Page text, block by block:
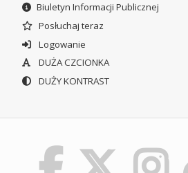
Biuletyn Informacji Publicznej
Posłuchaj teraz
Logowanie
DUŻA CZCIONKA
DUŻY KONTRAST